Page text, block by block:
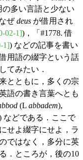
の多い言語と少ない
ぜdeus が借用され
02-1])，「#1778. 借
1]) などの記事を書い
用語の綴字という話
てみたい．
とともに，多くの宗
語の書き言葉へとも
(L abbadem),
などである．ここで
せよ綴字にせよ，ラ
ではなく，多分に英
．ところが，後の10